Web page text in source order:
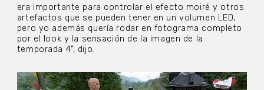
era importante para controlar el efecto moiré y otros
artefactos que se pueden tener en un volumen LED,
pero yo además quería rodar en fotograma completo
por el look y la sensación de la imagen de la
temporada 4”, dijo.